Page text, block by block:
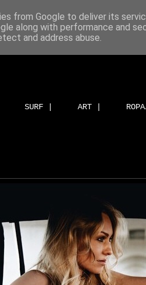
SURF | ART |
from Google to deliver its
along with performance and
and address abuse.